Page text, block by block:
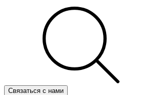
Связаться с нами